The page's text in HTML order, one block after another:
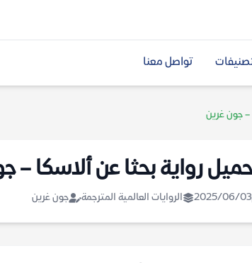
تواصل معنا
– جون غرين
رواية بحثا عن ألاسكا –
2025/06/03 الروايات العالمية المترجمة جون غرين